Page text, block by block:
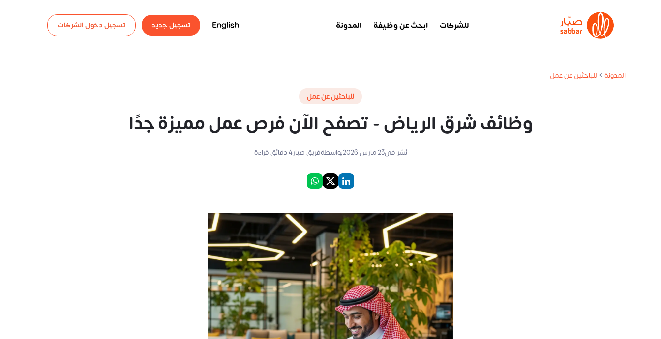
للشركات ابحث عن وظيفة المدونة English تسجيل جديد تسجيل دخول الشركات
المدونة> للباحثين عن عمل
للباحثين عن عمل
وظائف شرق الرياض - تصفح الآن فرص عمل مميزة جدًا
نُشر في23 مارس 2026 بواسطةفريق صبار4دقائق قراءة